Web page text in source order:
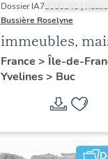
Dossier IA78000345 |
Bussière Roselyne
immeubles,
fermes
France > Île-de-
Yvelines> Buc